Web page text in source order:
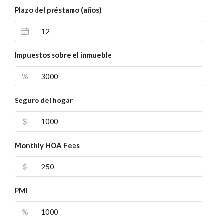
Plazo del préstamo (años)
Impuestos sobre el inmueble
%
Seguro del hogar
$
Monthly HOA Fees
$
PMI
%